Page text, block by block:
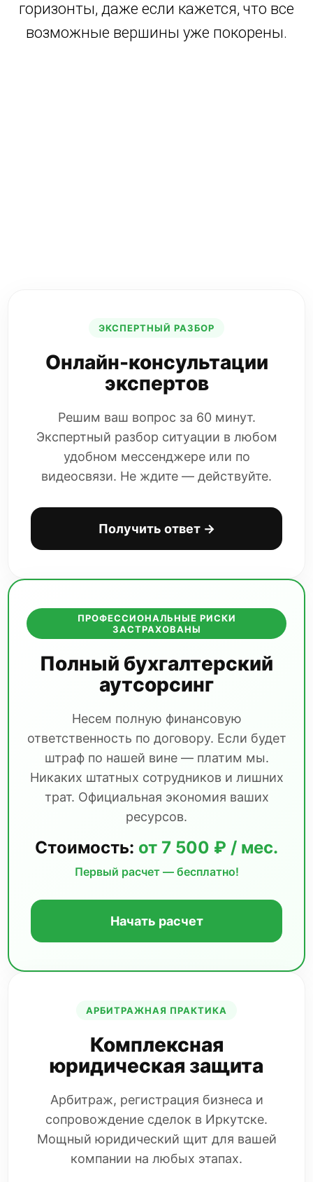
горизонты, даже если кажется, что все
возможные вершины уже покорены.
ЭКСПЕРТНЫЙ РАЗБОР
Онлайн-консультации
экспертов
Решим ваш вопрос за 60 минут.
Экспертный разбор ситуации в любом
удобном мессенджере или по
видеосвязи. Не ждите — действуйте.
Получить ответ →
ПРОФЕССИОНАЛЬНЫЕ РИСКИ
ЗАСТРАХОВАНЫ
Полный бухгалтерский
аутсорсинг
Несем полную финансовую
ответственность по договору. Если будет
штраф по нашей вине — платим мы.
Никаких штатных сотрудников и лишних
трат. Официальная экономия ваших
ресурсов.
Стоимость: от 7 500 ₽ / мес.
Первый расчет — бесплатно!
Начать расчет
АРБИТРАЖНАЯ ПРАКТИКА
Комплексная
юридическая защита
Арбитраж, регистрация бизнеса и
сопровождение сделок в Иркутске.
Мощный юридический щит для вашей
компании на любых этапах.